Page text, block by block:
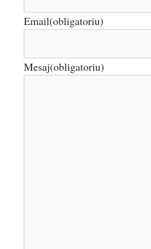
Email(obligatoriu)
Mesaj(obligatoriu)